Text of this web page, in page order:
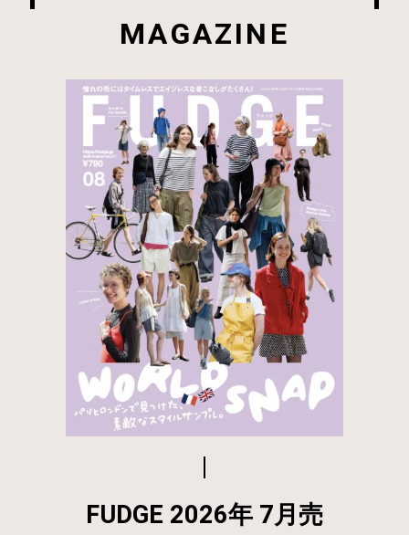
MAGAZINE
FUDGE 2026年 7月売